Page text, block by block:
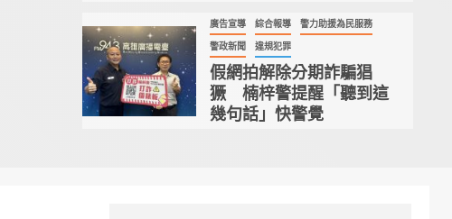
5
廣告宣導 綜合報導 警力助援為民服務
警政新聞 違規犯罪
假網拍解除分期詐騙猖
獗 楠梓警提醒「聽到這
幾句話」快警覺